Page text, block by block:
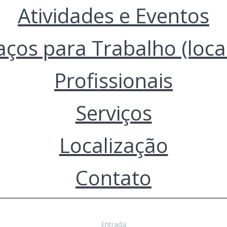
Atividades e Eventos
para Trabalho
Profissionais
Serviços
Localização
Contato
Entrada